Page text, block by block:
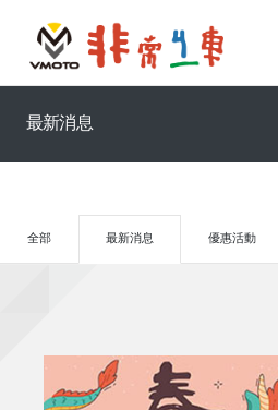
最新消息
全部 最新消息 優惠活動